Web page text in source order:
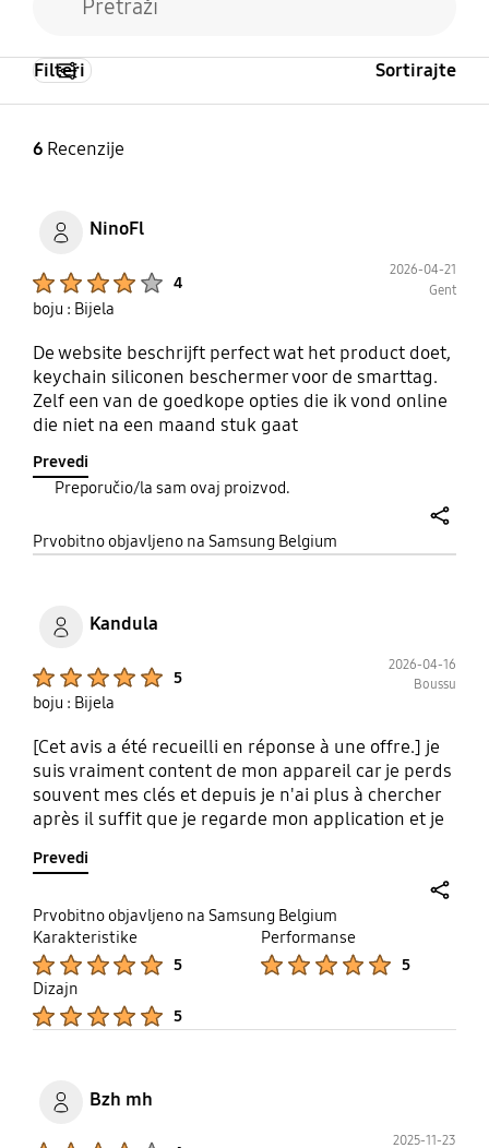
6Recenzije
Filteri Sortirajte
NinoFl
4
2026-04-21
Gent
boju : Bijela
De website beschrijft perfect wat het product doet,
keychain siliconen beschermer voor de smarttag.
Zelf een van de goedkope opties die ik vond online
die niet na een maand stuk gaat
Prevedi
Preporučio/la sam ovaj proizvod.
Prvobitno objavljeno na Samsung Belgium
Kandula
5
2026-04-16
Boussu
boju : Bijela
[Cet avis a été recueilli en réponse à une offre.] je
suis vraiment content de mon appareil car je perds
souvent mes clés et depuis je n'ai plus à chercher
après il suffit que je regarde mon application et je
Prevedi
Prvobitno objavljeno na Samsung Belgium
Karakteristike
5
Performanse
5
Dizajn
5
Bzh mh
2025-11-23